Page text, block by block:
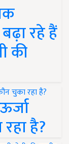
रहे हैं
की
है?